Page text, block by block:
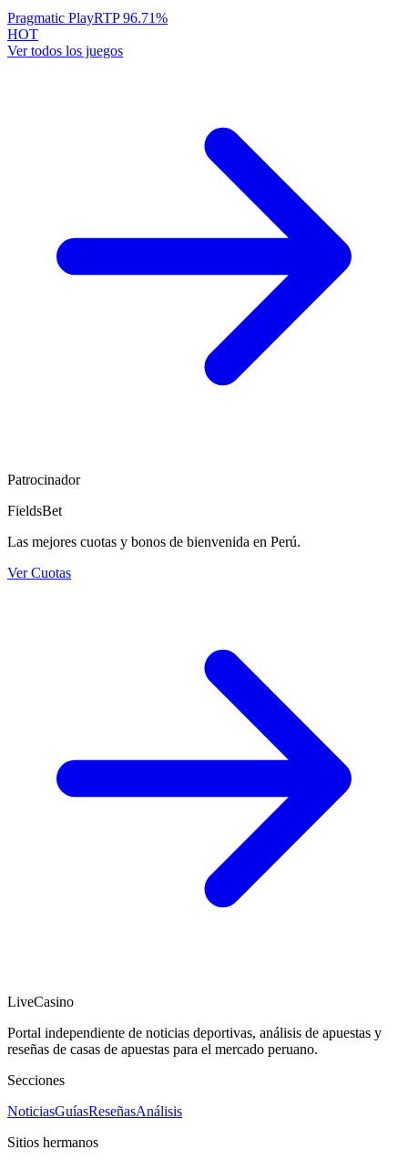
Pragmatic PlayRTP96.71%
HOT
Ver todos los juegos
Patrocinador
FieldsBet
Las mejores cuotas y bonos de bienvenida en Perú.
Ver Cuotas
LiveCasino
Portal independiente de noticias deportivas, análisis de apuestas y
reseñas de casas de apuestas para el mercado peruano.
Secciones
NoticiasGuíasReseñasAnálisis
Sitios hermanos